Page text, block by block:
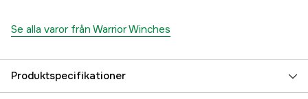
Se alla varor från Warrior Winches
Produktspecifikationer